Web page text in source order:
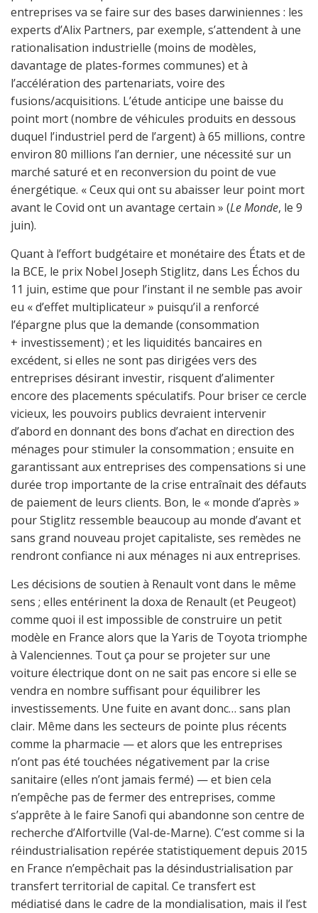
entreprises va se faire sur des bases darwiniennes : les
experts d’Alix Partners, par exemple, s’attendent à une
rationalisation industrielle (moins de modèles,
davantage de plates-formes communes) et à
l’accélération des partenariats, voire des
fusions/acquisitions. L’étude anticipe une baisse du
point mort (nombre de véhicules produits en dessous
duquel l’industriel perd de l’argent) à 65 millions, contre
environ 80 millions l’an dernier, une nécessité sur un
marché saturé et en reconversion du point de vue
énergétique. « Ceux qui ont su abaisser leur point mort
avant le Covid ont un avantage certain » (Le Monde, le 9
juin).
Quant à l’effort budgétaire et monétaire des États et de
la BCE, le prix Nobel Joseph Stiglitz, dans Les Échos du
11 juin, estime que pour l’instant il ne semble pas avoir
eu « d’effet multiplicateur » puisqu’il a renforcé
l’épargne plus que la demande (consommation
+ investissement) ; et les liquidités bancaires en
excédent, si elles ne sont pas dirigées vers des
entreprises désirant investir, risquent d’alimenter
encore des placements spéculatifs. Pour briser ce cercle
vicieux, les pouvoirs publics devraient intervenir
d’abord en donnant des bons d’achat en direction des
ménages pour stimuler la consommation ; ensuite en
garantissant aux entreprises des compensations si une
durée trop importante de la crise entraînait des défauts
de paiement de leurs clients. Bon, le « monde d’après »
pour Stiglitz ressemble beaucoup au monde d’avant et
sans grand nouveau projet capitaliste, ses remèdes ne
rendront confiance ni aux ménages ni aux entreprises.
Les décisions de soutien à Renault vont dans le même
sens ; elles entérinent la doxa de Renault (et Peugeot)
comme quoi il est impossible de construire un petit
modèle en France alors que la Yaris de Toyota triomphe
à Valenciennes. Tout ça pour se projeter sur une
voiture électrique dont on ne sait pas encore si elle se
vendra en nombre suffisant pour équilibrer les
investissements. Une fuite en avant donc… sans plan
clair. Même dans les secteurs de pointe plus récents
comme la pharmacie — et alors que les entreprises
n’ont pas été touchées négativement par la crise
sanitaire (elles n’ont jamais fermé) — et bien cela
n’empêche pas de fermer des entreprises, comme
s’apprête à le faire Sanofi qui abandonne son centre de
recherche d’Alfortville (Val-de-Marne). C’est comme si la
réindustrialisation repérée statistiquement depuis 2015
en France n’empêchait pas la désindustrialisation par
transfert territorial de capital. Ce transfert est
médiatisé dans le cadre de la mondialisation, mais il l’est